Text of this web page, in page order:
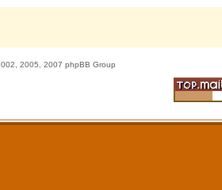
2005, 2007 phpBB Group